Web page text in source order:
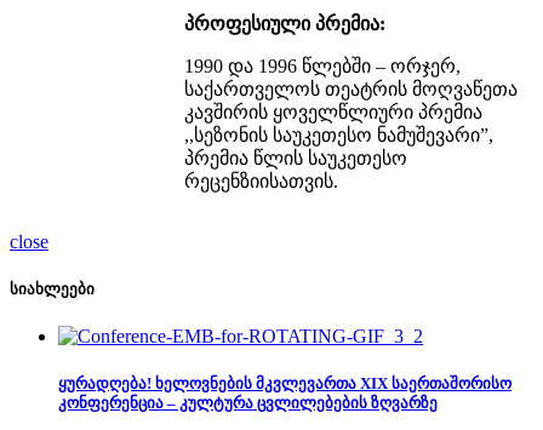
პროფესიული პრემია:
1990 და 1996 წლებში – ორჯერ,
საქართველოს თეატრის მოღვაწეთა
კავშირის ყოველწლიური პრემია
,,სეზონის საუკეთესო ნამუშევარი”,
პრემია წლის საუკეთესო
რეცენზიისათვის.
close
სიახლეები
ყურადღება! ხელოვნების მკვლევართა XIX საერთაშორისო
კონფერენცია – კულტურა ცვლილებების ზღვარზე